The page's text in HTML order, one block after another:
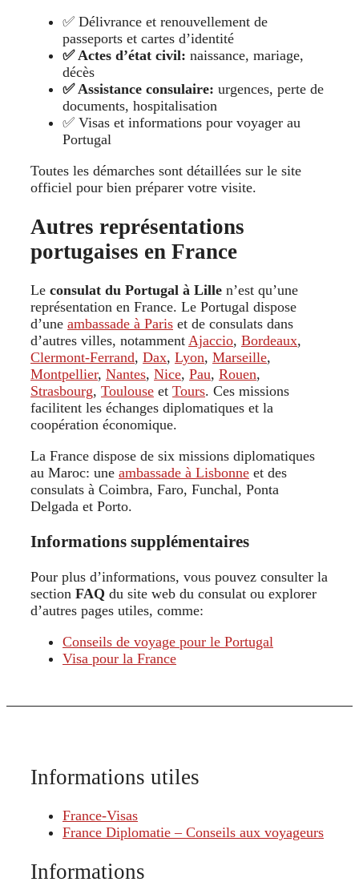
✅ Délivrance et renouvellement de
passeports et cartes d’identité
✅ Actes d’état civil: naissance, mariage,
décès
✅ Assistance consulaire: urgences, perte de
documents, hospitalisation
✅ Visas et informations pour voyager au
Portugal
Toutes les démarches sont détaillées sur le site
officiel pour bien préparer votre visite.
Autres représentations
portugaises en France
Le consulat du Portugal à Lille n’est qu’une
représentation en France. Le Portugal dispose
d’une ambassade à Paris et de consulats dans
d’autres villes, notamment Ajaccio, Bordeaux,
Clermont-Ferrand, Dax, Lyon, Marseille,
Montpellier, Nantes, Nice, Pau, Rouen,
Strasbourg, Toulouse et Tours. Ces missions
facilitent les échanges diplomatiques et la
coopération économique.
La France dispose de six missions diplomatiques
au Maroc: une ambassade à Lisbonne et des
consulats à Coimbra, Faro, Funchal, Ponta
Delgada et Porto.
Informations supplémentaires
Pour plus d’informations, vous pouvez consulter la
section FAQ du site web du consulat ou explorer
d’autres pages utiles, comme:
Conseils de voyage pour le Portugal
Visa pour la France
Informations utiles
France-Visas
France Diplomatie – Conseils aux voyageurs
Informations